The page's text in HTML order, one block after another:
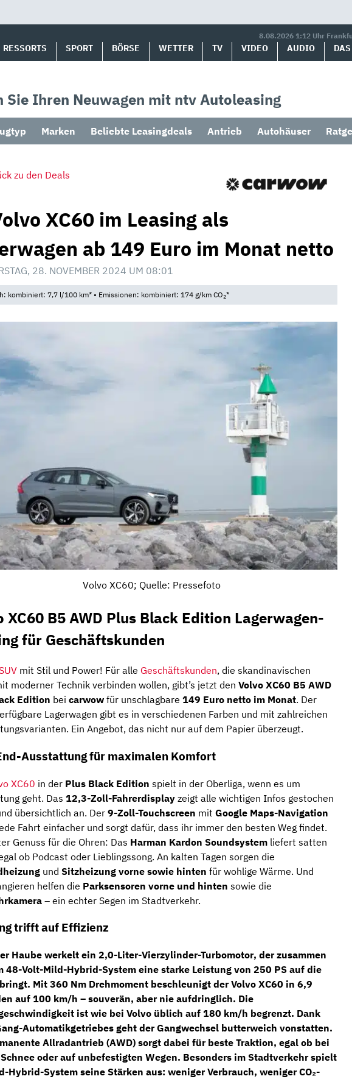
8.08.2026 1:12 Uhr
RESSORTS SPORT BÖRSE WETTER TV VIDEO AUDIO
Sie Ihren Neuwagen mit ntv Autoleasing
Marken Beliebte Leasingdeals Antrieb Autohäuser
zu den Deals
XC60 im Leasing als
ab 149 Euro im Monat netto
28. NOVEMBER 2024 UM 08:01
kombiniert: 7,7 l/100 km* • Emissionen: kombiniert: 174 g/km CO2*
Volvo XC60; Quelle: Pressefoto
XC60 B5 AWD Plus Black Edition Lagerwagen-
für Geschäftskunden
mit Stil und Power! Für alle Geschäftskunden, die skandinavischen
moderner Technik verbinden wollen, gibt’s jetzt den Volvo XC60 B5 AWD
Edition bei carwow für unschlagbare 149 Euro netto im Monat. Der
Lagerwagen gibt es in verschiedenen Farben und mit zahlreichen
Ein Angebot, das nicht nur auf dem Papier überzeugt.
Ausstattung für maximalen Komfort
XC60 in der Plus Black Edition spielt in der Oberliga, wenn es um
geht. Das 12,3-Zoll-Fahrerdisplay zeigt alle wichtigen Infos gestochen
übersichtlich an. Der 9-Zoll-Touchscreen mit Google Maps-Navigation
Fahrt einfacher und sorgt dafür, dass ihr immer den besten Weg findet.
Genuss für die Ohren: Das Harman Kardon Soundsystem liefert satten
ob Podcast oder Lieblingssong. An kalten Tagen sorgen die
und Sitzheizung vorne sowie hinten für wohlige Wärme. Und
helfen die Parksensoren vorne und hinten sowie die
– ein echter Segen im Stadtverkehr.
trifft auf Effizienz
Haube werkelt ein 2,0-Liter-Vierzylinder-Turbomotor, der zusammen
48-Volt-Mild-Hybrid-System eine starke Leistung von 250 PS auf die
Mit360 Nm Drehmoment beschleunigt der Volvo XC60 in 6,9
auf 100 km/h – souverän, aber nie aufdringlich. Die
ist wie bei Volvo üblich auf 180 km/h begrenzt. Dank
Automatikgetriebes geht der Gangwechsel butterweich vonstatten.
Allradantrieb (AWD) sorgt dabei für beste Traktion, egal ob bei
Schnee oder auf unbefestigten Wegen. Besonders im Stadtverkehr spielt
Hybrid-System seine Stärken aus: weniger Verbrauch, weniger CO₂-